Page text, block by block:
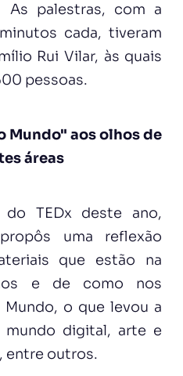
As palestras, com a
cada, tiveram
Rui Vilar, às quais
pessoas.
Mundo" aos olhos de
áreas
TEDx deste ano,
uma reflexão
que estão na
e de como nos
o que levou a
mundo digital, arte e
entre outros.